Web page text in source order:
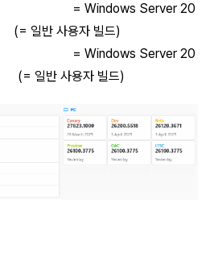
= Windows Server 20
일반 사용자 빌드)
= Windows Server 20
일반 사용자 빌드)